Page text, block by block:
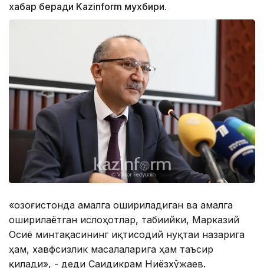
хабар беради Kazinform мухбири.
«Қозоғистонда амалга ошириладиган ва амалга
оширилаётган ислоҳотлар, табиийки, Марказий
Осиё минтақасининг иқтисодий нуқтаи назарига
ҳам, хавфсизлик масалаларига ҳам таъсир
қилади», - деди Саидикрам Ниёзхўжаев.